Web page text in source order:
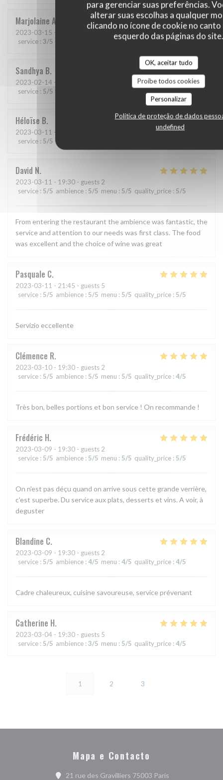
para gerenciar suas preferências.
alterar suas escolhas a qualquer
clicando no ícone de cookie no
esquerdo das páginas do site.
OK, aceitar tudo
Proíbe todos cookies
Personalizar
Política de proteção de dados
undefined
Marjolaine A
2023-03-15 - 19:30 - guests 2
service : 3/5 menu: 5/5 quality_price:4/5
Sandhya B
2023-02-14 - 21:00 - guests 2
service : 5/5 quality_price:5/5
Héloïse B
2023-03-11 - 21:30 - guests 2
service : 5/5
David N
2023-03-11 - 19:30 - guests 2
service : 5/5 ambience : 5/5 menu : 5/5 quality_price : 5/5
From entering the restaurant the ambience was fantastic, the
service and attention to our needs was first class. The food
was excellent and the choice of wine was great
Pasquale C
2023-03-11 - 21:45 - guests 5
service : 5/5 ambience : 5/5 menu : 5/5 quality_price : 5/5
Servizio eccellente
Clémence R
2023-03-10 - 19:30 - guests 2
service : 5/5 ambience : 5/5 menu : 5/5 quality_price : 4/5
Très bon, belles portions et bon service ! On recommande !
Frédéric H
2023-03-09 - 19:30 - guests 2
service : 5/5 ambience : 5/5 menu : 5/5 quality_price : 5/5
On n'est pas déçu quand on arrive sous cette grande verrière,
c'est superbe. Du service aux plats, desserts et vins. A voir, à
deguster
Blandine C
2023-03-09 - 19:30 - guests 2
service : 5/5 ambience : 4/5 menu : 4/5 quality_price : 4/5
Cadre chaleureux, cuisine savoureuse, service prévenant
Catherine H
2023-03-04 - 19:30 - guests 5
service : 5/5 ambience : 3/5 menu : 5/5 quality_price : 4/5
1 2 3
Mapa e Contacto
21 rue des Gravilliers 75003 Paris((abre numa nova